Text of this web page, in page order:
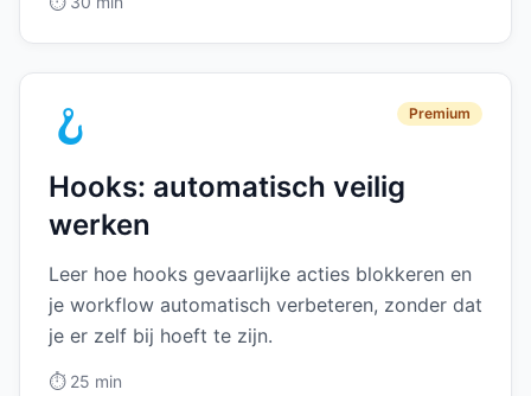
🪝 Premium
Hooks: automatisch veilig
werken
Leer hoe hooks gevaarlijke acties blokkeren en
je workflow automatisch verbeteren, zonder dat
je er zelf bij hoeft te zijn.
⏱️ 25 min